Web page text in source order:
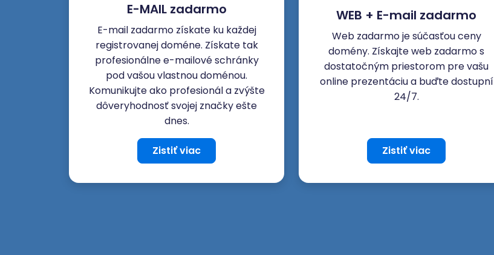
E-MAIL zadarmo
E-mail zadarmo získate ku každej
registrovanej doméne. Získate tak
profesionálne e-mailové schránky
pod vašou vlastnou doménou.
Komunikujte ako profesionál a zvýšte
dôveryhodnosť svojej značky ešte
dnes.
Zistiť viac
WEB + E-mail zadarmo
Web zadarmo je súčasťou ceny
domény. Získajte web zadarmo s
dostatočným priestorom pre vašu
online prezentáciu a buďte dostupní
24/7.
Zistiť viac